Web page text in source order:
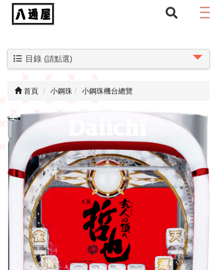
目錄 (請點選)
首頁 小鋼珠 小鋼珠機台總覽